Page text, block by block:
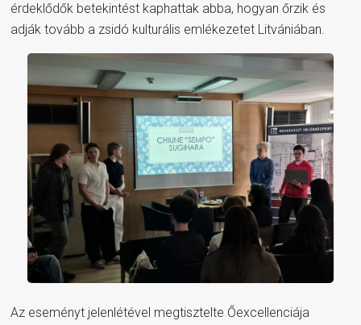
érdeklődők betekintést kaphattak abba, hogyan őrzik és
adják tovább a zsidó kulturális emlékezetet Litvániában.
Az eseményt jelenlétével megtisztelte Őexcellenciája